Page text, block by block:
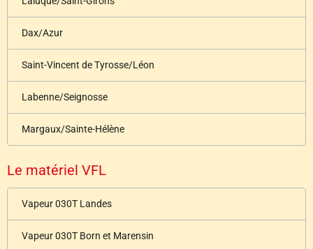
Dax/Azur
Saint-Vincent de Tyrosse/Léon
Labenne/Seignosse
Margaux/Sainte-Hélène
Le matériel VFL
Vapeur 030T Landes
Vapeur 030T Born et Marensin